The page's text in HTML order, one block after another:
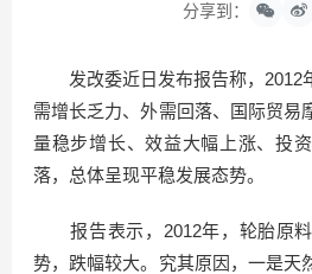
分享到：
发改委近日发布报告称，2012
需增长乏力、外需回落、国际贸易
量稳步增长、效益大幅上涨、投
落，总体呈现平稳发展态势。
报告表示，2012年，轮胎原料
势，跌幅较大。究其原因，一是天